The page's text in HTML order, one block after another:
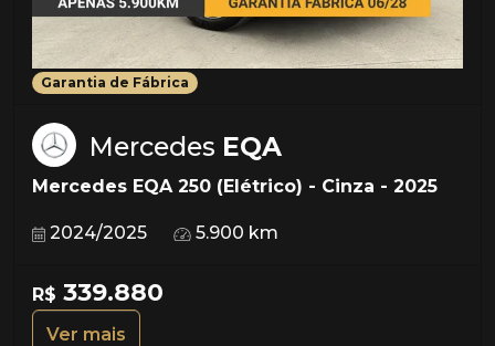
Garantia de Fábrica
Mercedes EQA
Mercedes EQA 250 (Elétrico) - Cinza - 2025
2024/2025 5.900 km
R$ 339.880
Ver mais